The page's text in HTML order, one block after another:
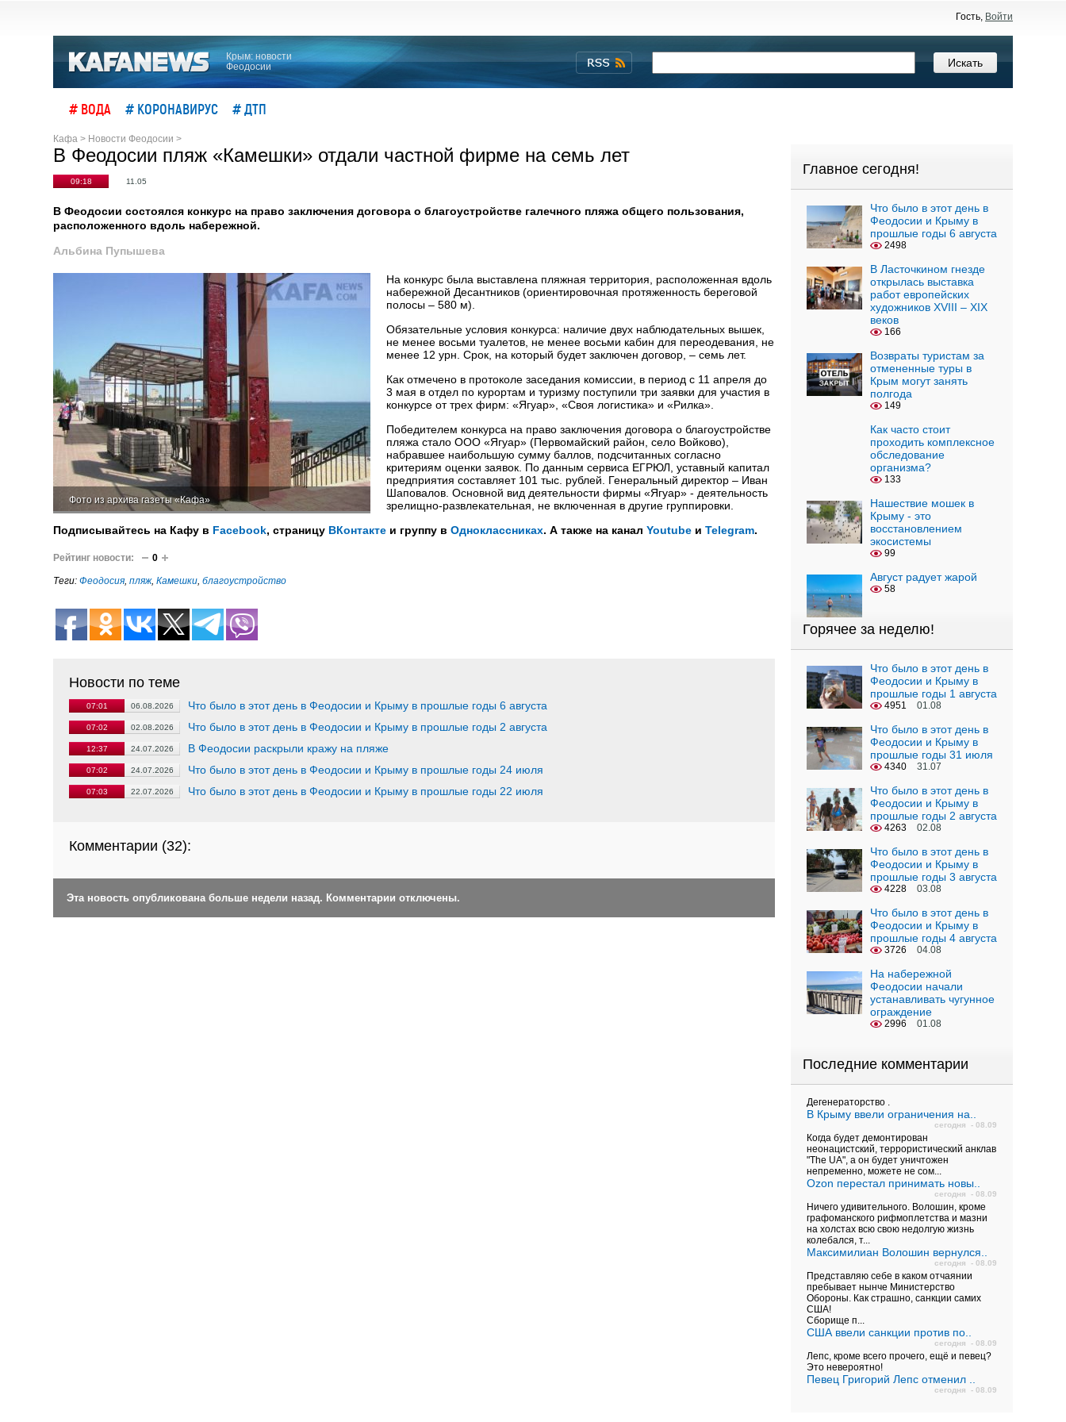
Гость, Войти
Крым: новости
Феодосии
# ВОДА # КОРОНАВИРУС # ДТП
Кафа > Новости Феодосии >
В Феодосии пляж «Камешки» отдали частной фирме на семь лет
09:18 11.05
В Феодосии состоялся конкурс на право заключения договора о благоустройстве галечного пляжа общего пользования,
расположенного вдоль набережной.
Альбина Пупышева
Фото из архива газеты «Кафа»
На конкурс была выставлена пляжная территория, расположенная вдоль
набережной Десантников (ориентировочная протяженность береговой
полосы – 580 м).
Обязательные условия конкурса: наличие двух наблюдательных вышек,
не менее восьми туалетов, не менее восьми кабин для переодевания, не
менее 12 урн. Срок, на который будет заключен договор, – семь лет.
Как отмечено в протоколе заседания комиссии, в период с 11 апреля до
3 мая в отдел по курортам и туризму поступили три заявки для участия в
конкурсе от трех фирм: «Ягуар», «Своя логистика» и «Рилка».
Победителем конкурса на право заключения договора о благоустройстве
пляжа стало ООО «Ягуар» (Первомайский район, село Войково),
набравшее наибольшую сумму баллов, подсчитанных согласно
критериям оценки заявок. По данным сервиса ЕГРЮЛ, уставный капитал
предприятия составляет 101 тыс. рублей. Генеральный директор – Иван
Шаповалов. Основной вид деятельности фирмы «Ягуар» - деятельность
зрелищно-развлекательная, не включенная в другие группировки.
Подписывайтесь на Кафу в Facebook, страницу ВКонтакте и группу в Одноклассниках. А также на канал Youtube и Telegram.
Рейтинг новости: 0
Теги: Феодосия, пляж, Камешки, благоустройство
Новости по теме
07:01 06.08.2026 Что было в этот день в Феодосии и Крыму в прошлые годы 6 августа
07:02 02.08.2026 Что было в этот день в Феодосии и Крыму в прошлые годы 2 августа
12:37 24.07.2026 В Феодосии раскрыли кражу на пляже
07:02 24.07.2026 Что было в этот день в Феодосии и Крыму в прошлые годы 24 июля
07:03 22.07.2026 Что было в этот день в Феодосии и Крыму в прошлые годы 22 июля
Комментарии (32):
Эта новость опубликована больше недели назад. Комментарии отключены.
Главное сегодня!
Что было в этот день в
Феодосии и Крыму в
прошлые годы 6 августа
2498
В Ласточкином гнезде
открылась выставка
работ европейских
художников XVIII – XIX
веков
166
Возвраты туристам за
отмененные туры в
Крым могут занять
полгода
149
Как часто стоит
проходить комплексное
обследование
организма?
133
Нашествие мошек в
Крыму - это
восстановлением
экосистемы
99
Август радует жарой
58
Горячее за неделю!
Что было в этот день в
Феодосии и Крыму в
прошлые годы 1 августа
4951 01.08
Что было в этот день в
Феодосии и Крыму в
прошлые годы 31 июля
4340 31.07
Что было в этот день в
Феодосии и Крыму в
прошлые годы 2 августа
4263 02.08
Что было в этот день в
Феодосии и Крыму в
прошлые годы 3 августа
4228 03.08
Что было в этот день в
Феодосии и Крыму в
прошлые годы 4 августа
3726 04.08
На набережной
Феодосии начали
устанавливать чугунное
ограждение
2996 01.08
Последние комментарии
Дегенераторство .
В Крыму ввели ограничения на..
сегодня - 08.09
Когда будет демонтирован
неонацистский, террористический анклав
"The UA", а он будет уничтожен
непременно, можете не сом...
Ozon перестал принимать новы..
сегодня - 08.09
Ничего удивительного. Волошин, кроме
графоманского рифмоплетства и мазни
на холстах всю свою недолгую жизнь
колебался, т...
Максимилиан Волошин вернулся..
сегодня - 08.09
Представляю себе в каком отчаянии
пребывает нынче Министерство
Обороны. Как страшно, санкции самих
США!
Сборище п...
США ввели санкции против по..
сегодня - 08.09
Лепс, кроме всего прочего, ещё и певец?
Это невероятно!
Певец Григорий Лепс отменил ..
сегодня - 08.09